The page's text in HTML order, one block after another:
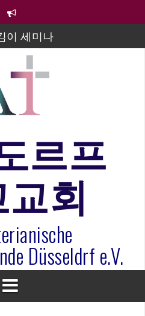
이 세미나
자매 졸업연주
주일 유초등부 발표
라 봉헌송
-우선화 권사
머물기(요한복음 15:1-17) 손
훈목사
르프
회
Düsseldrf e.V.